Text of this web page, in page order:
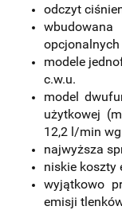
odczyt
opcjonalnych
modele
c.w.u.
model
użytkowej
12,2 l/min
najwyższa
niskie koszty
wyjątkowo
emisji